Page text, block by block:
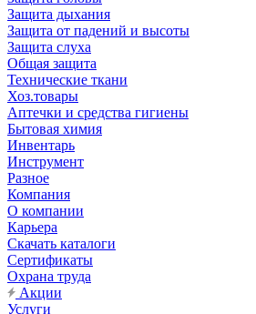
Защита дыхания
Защита от падений и высоты
Защита слуха
Общая защита
Технические ткани
Хоз.товары
Аптечки и средства гигиены
Бытовая химия
Инвентарь
Инструмент
Разное
Компания
О компании
Карьера
Cкачать каталоги
Сертификаты
Охрана труда
Акции
Услуги